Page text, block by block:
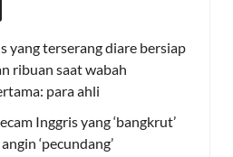
yang terserang diare bersiap
ribuan saat wabah
para ahli
Inggris yang ‘bangkrut’
‘pecundang’